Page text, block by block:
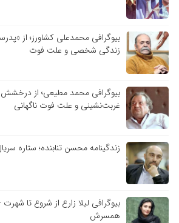
بیوگرافی محمدعلی کشاورز؛ از
زندگی شخصی و علت فوت
بیوگرافی محمد مطیعی؛ از درخشش
غربت‌نشینی و علت فوت ناگهانی
زندگینامه محسن تنابنده؛ ستاره
بیوگرافی لیلا زارع از شروع تا
همسرش